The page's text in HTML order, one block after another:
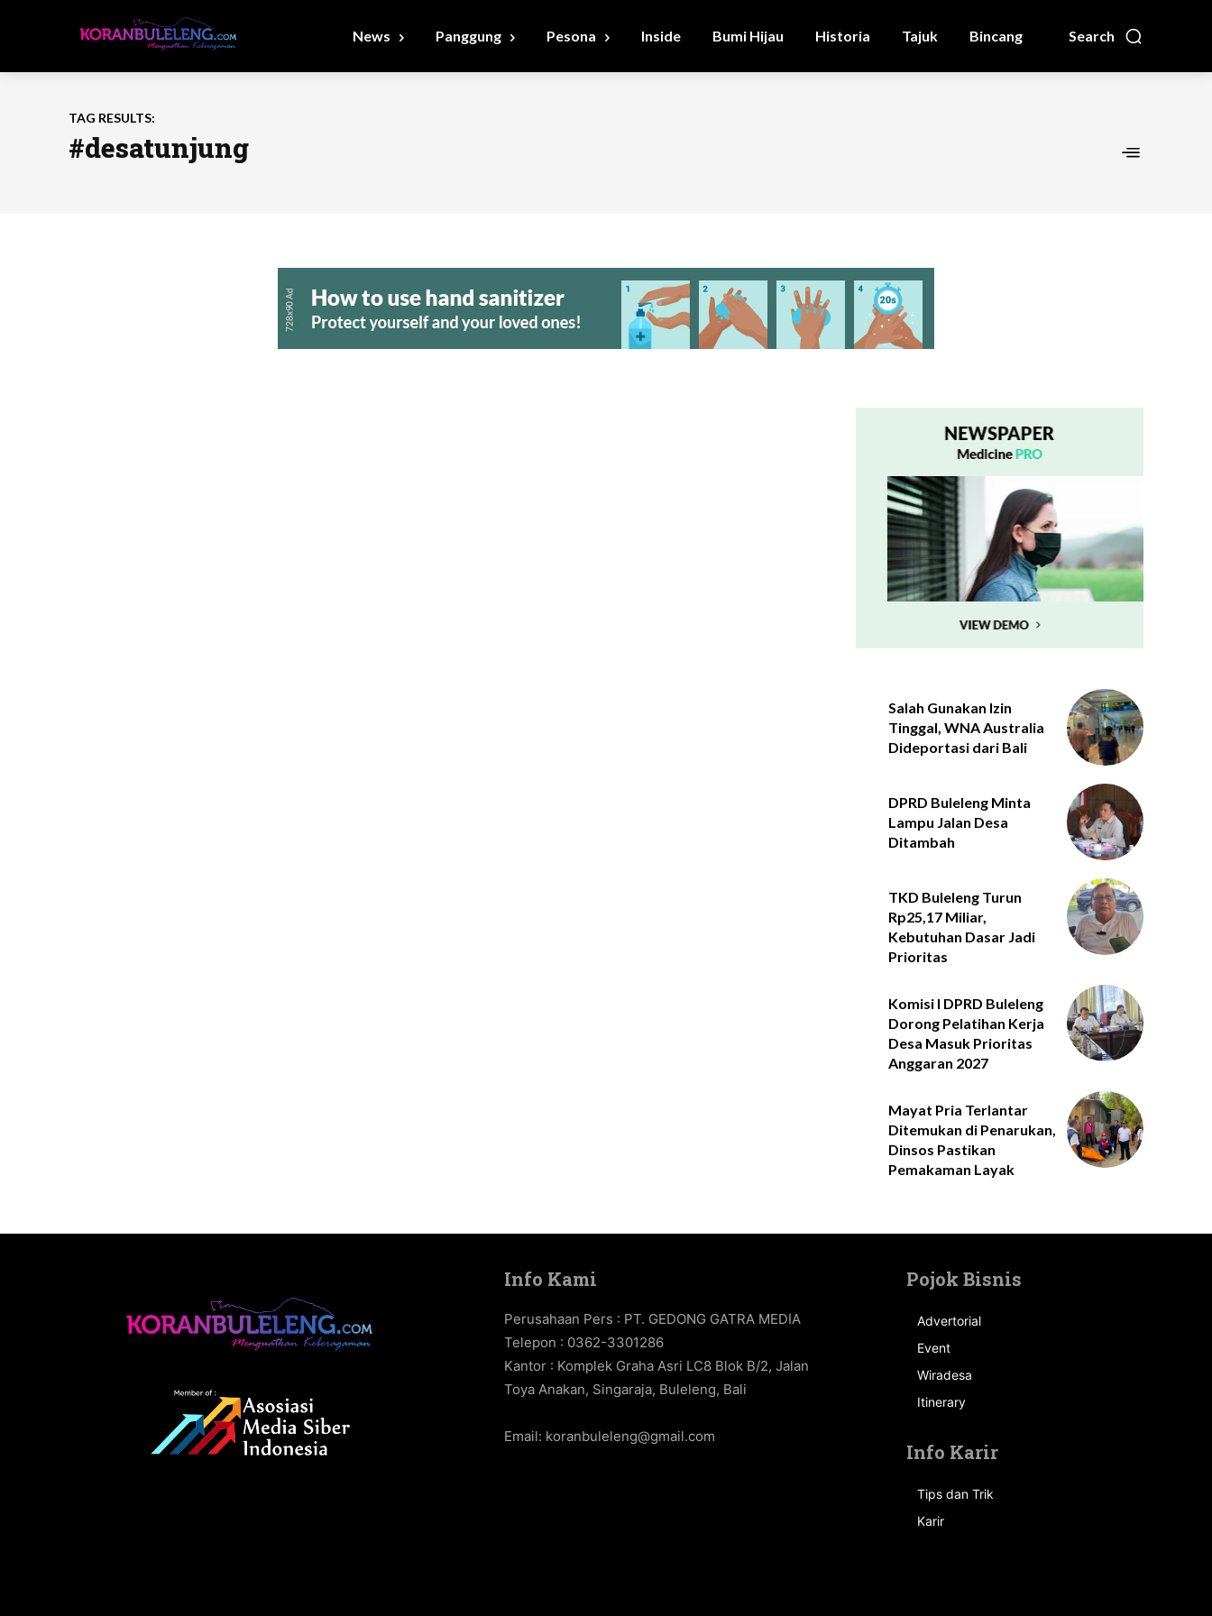
Search
News Panggung Pesona Inside Bumi Hijau Historia Tajuk Bincang
TAG RESULTS:
#desatunjung
Salah Gunakan Izin
Tinggal, WNA Australia
Dideportasi dari Bali
DPRD Buleleng Minta
Lampu Jalan Desa
Ditambah
TKD Buleleng Turun
Rp25,17 Miliar,
Kebutuhan Dasar Jadi
Prioritas
Komisi I DPRD Buleleng
Dorong Pelatihan Kerja
Desa Masuk Prioritas
Anggaran 2027
Mayat Pria Terlantar
Ditemukan di Penarukan,
Dinsos Pastikan
Pemakaman Layak
Info Kami
Perusahaan Pers : PT. GEDONG GATRA MEDIA
Telepon : 0362-3301286
Kantor : Komplek Graha Asri LC8 Blok B/2, Jalan
Toya Anakan, Singaraja, Buleleng, Bali
Email: koranbuleleng@gmail.com
Pojok Bisnis
Advertorial
Event
Wiradesa
Itinerary
Info Karir
Tips dan Trik
Karir